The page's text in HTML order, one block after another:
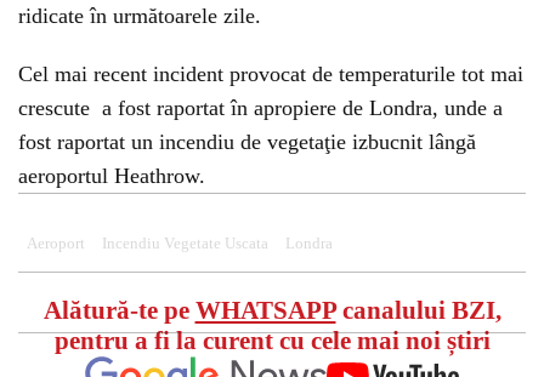
ridicate în următoarele zile.
Cel mai recent incident provocat de temperaturile tot mai
crescute a fost raportat în apropiere de Londra, unde a
fost raportat un incendiu de vegetaţie izbucnit lângă
aeroportul Heathrow.
Aeroport Incendiu Vegetate Uscata Londra
Alătură-te pe WHATSAPPcanalului BZI,
pentru a fi la curent cu cele mai noi știri